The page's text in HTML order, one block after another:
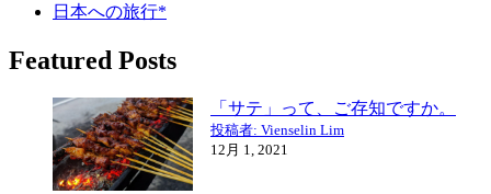
日本への旅行*
Featured Posts
「サテ」って、ご存知ですか。
投稿者: Vienselin Lim
12月 1, 2021